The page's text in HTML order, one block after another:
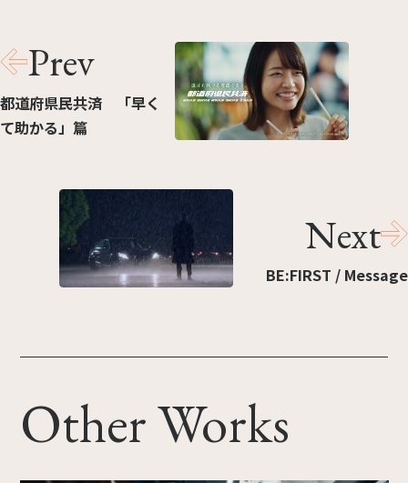
Prev
都道府県民共済 「早く
て助かる」篇
Next
BE:FIRST / Message
Other Works